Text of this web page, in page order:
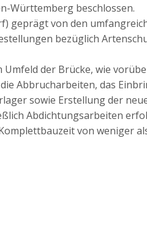
Württemberg beschlossen.
geprägt von den
bezüglich
der Brücke, wie
Abbrucharbeiten, das
sowie Erstellung der
Abdichtungsarbeiten
von weniger